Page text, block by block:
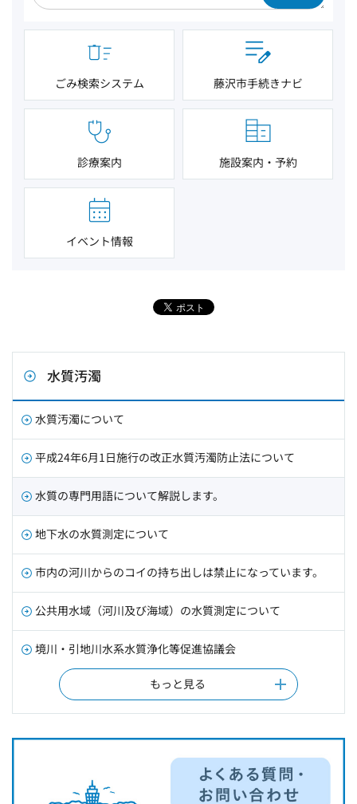
ごみ検索システム 藤沢市手続きナビ
診療案内 施設案内・予約
イベント情報
水質汚濁
水質汚濁について
平成24年6月1日施行の改正水質汚濁防止法について
水質の専門用語について解説します。
地下水の水質測定について
市内の河川からのコイの持ち出しは禁止になっています。
公共用水域（河川及び海域）の水質測定について
境川・引地川水系水質浄化等促進協議会
もっと見る